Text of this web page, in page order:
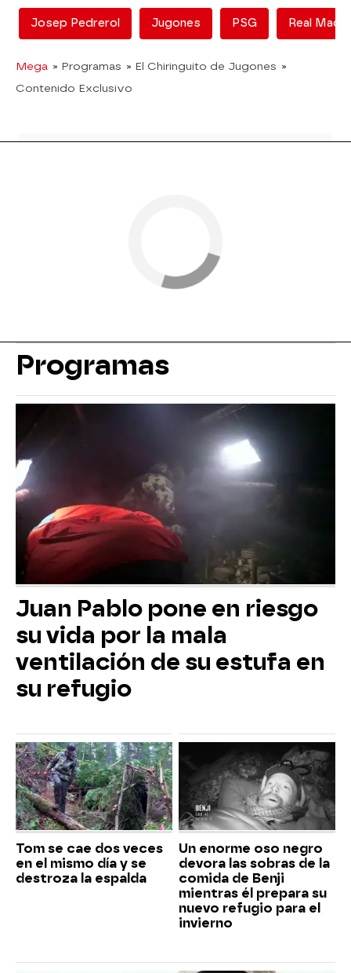
Josep Pedrerol Jugones PSG Real
Mega » Programas » El Chiringuito de Jugones »
Contenido Exclusivo
Programas
Juan Pablo pone en riesgo
su vida por la mala
ventilación de su estufa en
su refugio
Tom se cae dos veces
en el mismo día y se
destroza la espalda
Un enorme oso negro
devora las sobras de la
comida de Benji
mientras él prepara su
nuevo refugio para el
invierno